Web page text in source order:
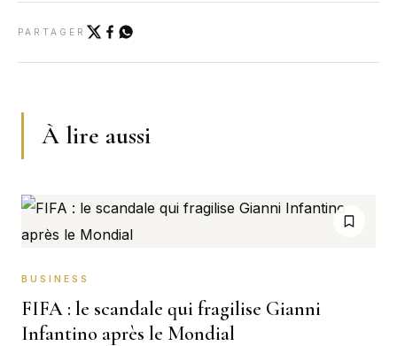
PARTAGER
À lire aussi
BUSINESS
FIFA : le scandale qui fragilise Gianni
Infantino après le Mondial